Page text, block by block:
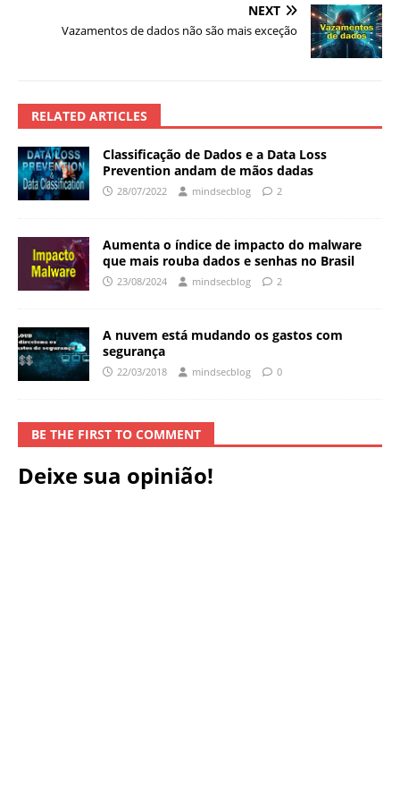
NEXT
Vazamentos de dados não são mais exceção
RELATED ARTICLES
Classificação de Dados e a Data Loss
Prevention andam de mãos dadas
28/07/2022 mindsecblog 2
Aumenta o índice de impacto do malware
que mais rouba dados e senhas no Brasil
23/08/2024 mindsecblog 2
A nuvem está mudando os gastos com
segurança
22/03/2018 mindsecblog 0
BE THE FIRST TO COMMENT
Deixe sua opinião!